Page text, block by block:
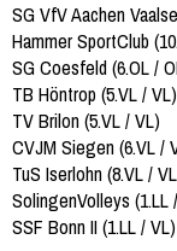
SG VfV Aachen
Hammer SportClub
SG Coesfeld (6.OL /
TB Höntrop (5.VL / VL)
TV Brilon (5.VL / VL)
CVJM Siegen (6.VL /
TuS Iserlohn (8.VL /
SolingenVolleys (1.LL
SSF Bonn II (1.LL / VL)